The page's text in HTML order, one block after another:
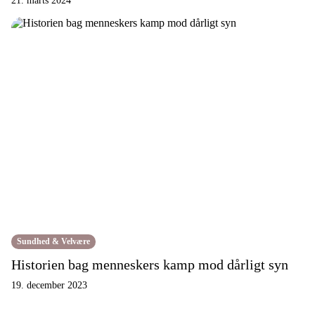
Sundhed & Velvære
Historien bag menneskers kamp mod dårligt syn
19. december 2023